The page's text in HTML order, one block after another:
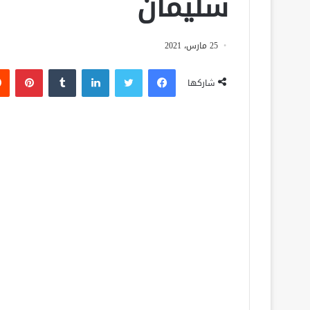
25 مارس، 2021
شاركها
فيسبوك لينكدإن بينتيريست